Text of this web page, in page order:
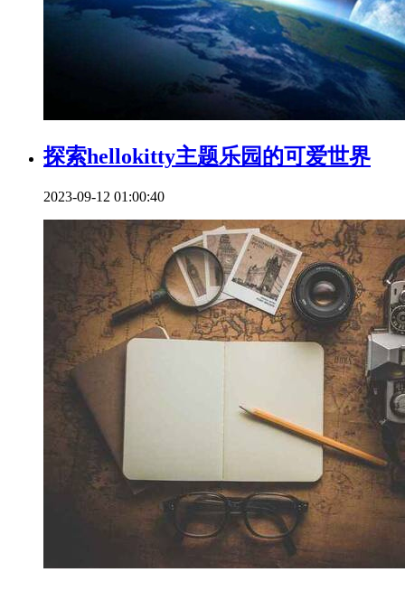
探索hellokitty主题乐园的可爱世界
2023-09-12 01:00:40